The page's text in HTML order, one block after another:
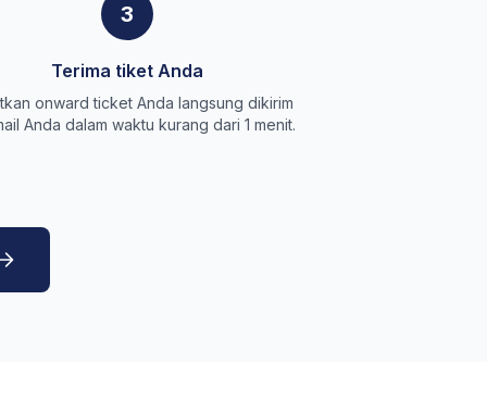
3
Terima tiket Anda
onward ticket Anda langsung dikirim
Anda dalam waktu kurang dari 1 menit.